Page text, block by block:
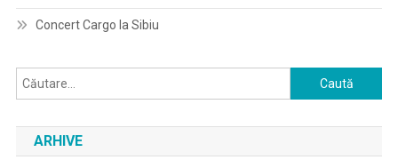
Concert Cargo la Sibiu
Caută
după:
ARHIVE